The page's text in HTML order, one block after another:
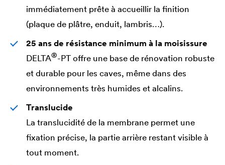
immédiatement prête à accueillir la finition
(plaque de plâtre, enduit, lambris…).
25 ans de résistance minimum à la moisissure
DELTA®-PT offre une base de rénovation robuste
et durable pour les caves, même dans des
environnements très humides et alcalins.
Translucide
La translucidité de la membrane permet une
fixation précise, la partie arrière restant visible à
tout moment.